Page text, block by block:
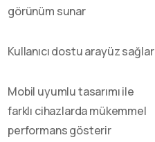
görünüm sunar
Kullanıcı dostu arayüz sağlar
Mobil uyumlu tasarımı ile
farklı cihazlarda mükemmel
performans gösterir